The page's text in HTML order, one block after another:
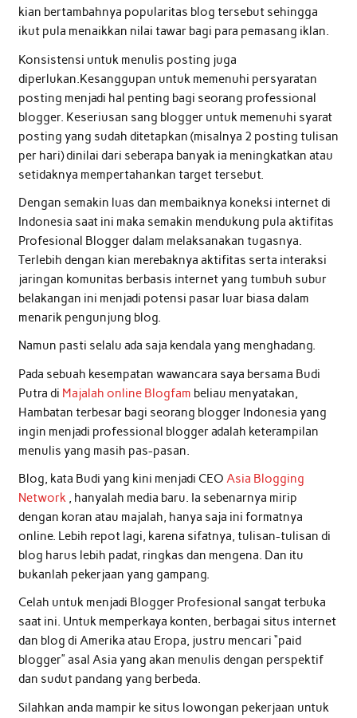
kian bertambahnya popularitas blog tersebut sehingga
ikut pula menaikkan nilai tawar bagi para pemasang iklan.
Konsistensi untuk menulis posting juga
diperlukan.Kesanggupan untuk memenuhi persyaratan
posting menjadi hal penting bagi seorang professional
blogger. Keseriusan sang blogger untuk memenuhi syarat
posting yang sudah ditetapkan (misalnya 2 posting tulisan
per hari) dinilai dari seberapa banyak ia meningkatkan atau
setidaknya mempertahankan target tersebut.
Dengan semakin luas dan membaiknya koneksi internet di
Indonesia saat ini maka semakin mendukung pula aktifitas
Profesional Blogger dalam melaksanakan tugasnya.
Terlebih dengan kian merebaknya aktifitas serta interaksi
jaringan komunitas berbasis internet yang tumbuh subur
belakangan ini menjadi potensi pasar luar biasa dalam
menarik pengunjung blog.
Namun pasti selalu ada saja kendala yang menghadang.
Pada sebuah kesempatan wawancara saya bersama Budi
Putra di Majalah online Blogfam beliau menyatakan,
Hambatan terbesar bagi seorang blogger Indonesia yang
ingin menjadi professional blogger adalah keterampilan
menulis yang masih pas-pasan.
Blog, kata Budi yang kini menjadi CEO Asia Blogging
Network, hanyalah media baru. Ia sebenarnya mirip
dengan koran atau majalah, hanya saja ini formatnya
online. Lebih repot lagi, karena sifatnya, tulisan-tulisan di
blog harus lebih padat, ringkas dan mengena. Dan itu
bukanlah pekerjaan yang gampang.
Celah untuk menjadi Blogger Profesional sangat terbuka
saat ini. Untuk memperkaya konten, berbagai situs internet
dan blog di Amerika atau Eropa, justru mencari “paid
blogger” asal Asia yang akan menulis dengan perspektif
dan sudut pandang yang berbeda.
Silahkan anda mampir ke situs lowongan pekerjaan untuk